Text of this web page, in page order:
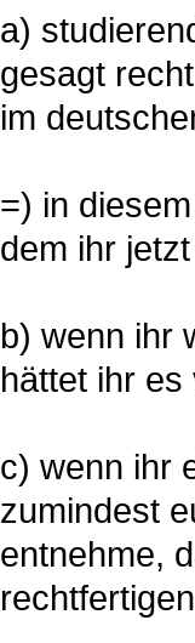
a)
gesagt
im
=) in
dem ihr
b) wenn ihr
hättet ihr
c) wenn ihr
zumindest
entnehme,